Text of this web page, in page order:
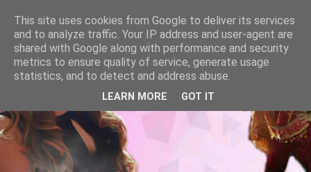
This site uses cookies from Google to deliver its services
and to analyze traffic. Your IP address and user-agent are
shared with Google along with performance and security
metrics to ensure quality of service, generate usage
statistics, and to detect and address abuse.
LEARN MORE GOT IT